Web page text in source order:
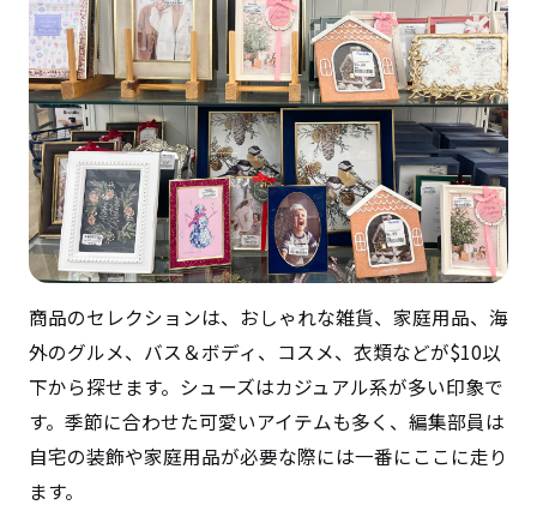
商品のセレクションは、おしゃれな雑貨、家庭用品、海
外のグルメ、バス＆ボディ、コスメ、衣類などが$10以
下から探せます。シューズはカジュアル系が多い印象で
す。季節に合わせた可愛いアイテムも多く、編集部員は
自宅の装飾や家庭用品が必要な際には一番にここに走り
ます。